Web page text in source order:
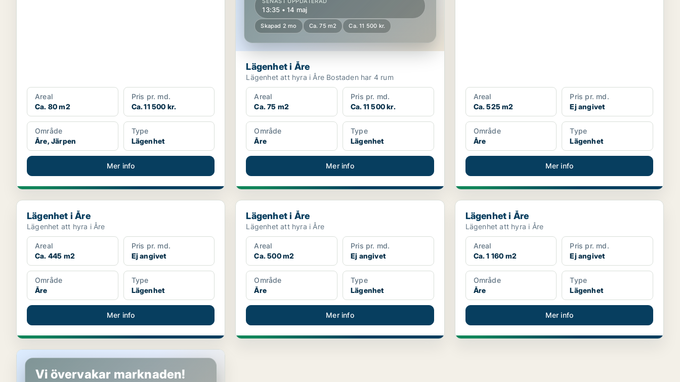
Areal
Ca. 80 m2
Pris pr. md.
Ca. 11 500 kr.
Område
Åre, Järpen
Type
Lägenhet
Mer info
13:35 • 14 maj
Skapad 2 mo Ca. 75 m2 Ca. 11 500 kr.
Lägenhet i Åre
Lägenhet att hyra i Åre Bostaden har 4 rum
Areal
Ca. 75 m2
Pris pr. md.
Ca. 11 500 kr.
Område
Åre
Type
Lägenhet
Mer info
Areal
Ca. 525 m2
Pris pr. md.
Ej angivet
Område
Åre
Type
Lägenhet
Mer info
Lägenhet i Åre
Lägenhet i Åre
Lägenhet att hyra i Åre
Areal
Ca. 445 m2
Pris pr. md.
Ej angivet
Område
Åre
Type
Lägenhet
Mer info
Lägenhet i Åre
Lägenhet i Åre
Lägenhet att hyra i Åre
Areal
Ca. 500 m2
Pris pr. md.
Ej angivet
Område
Åre
Type
Lägenhet
Mer info
Lägenhet i Åre
Lägenhet i Åre
Lägenhet att hyra i Åre
Areal
Ca. 1 160 m2
Pris pr. md.
Ej angivet
Område
Åre
Type
Lägenhet
Mer info
Lägenhet i Åre
Vi övervakar marknaden!